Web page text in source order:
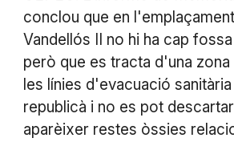
conclou que en
Vandellós II no hi ha cap
però que es tracta d'una
les línies d'evacuació
republicà i no es pot
aparèixer restes òssies